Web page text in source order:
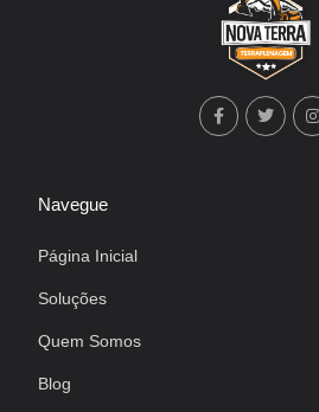
Navegue
Página Inicial
Soluções
Quem Somos
Blog